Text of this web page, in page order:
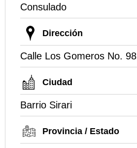
Consulado
Dirección
Calle Los Gomeros No. 98
Ciudad
Barrio Sirari
Provincia / Estado